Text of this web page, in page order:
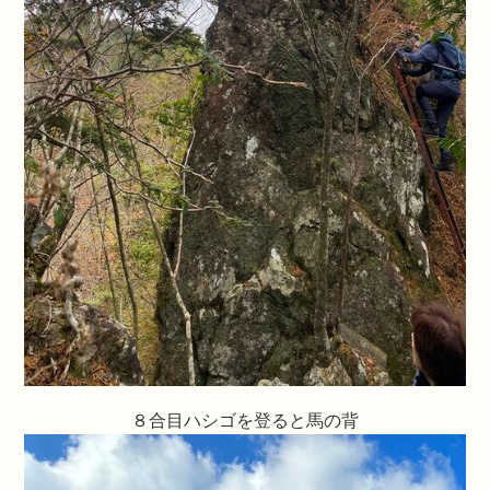
８合目ハシゴを登ると馬の背